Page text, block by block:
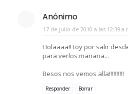
Anónimo
17 de julio de 2010 a las 12:39
Holaaaa!! toy por salir
para verlos mañana...
Besos nos vemos alla!!!!!!!!!!
Responder Borrar